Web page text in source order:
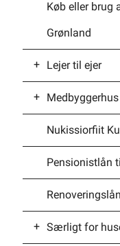
Køb eller brug
Grønland
Lejer til ejer
Lejer til
Medbyggerhus
Nukissiorfiit
Pensionistlån
Særligt for